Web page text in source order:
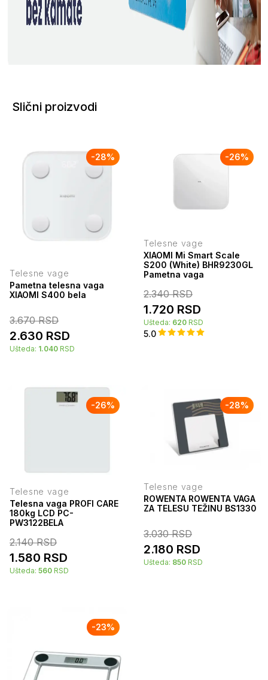
Slični proizvodi
-28%
Telesne vage
Pametna telesna vaga
XIAOMI S400 bela
3.670RSD
2.630 RSD
Ušteda: 1.040 RSD
-26%
Telesne vage
XIAOMI Mi Smart Scale
S200 (White) BHR9230GL
Pametna vaga
5.0
2.340RSD
1.720 RSD
Ušteda: 620 RSD
-26%
Telesne vage
Telesna vaga PROFI CARE
180kg LCD PC-
PW3122BELA
2.140RSD
1.580 RSD
Ušteda: 560 RSD
-28%
Telesne vage
ROWENTA ROWENTA VAGA
ZA TELESU TEŽINU BS1330
3.030RSD
2.180 RSD
Ušteda: 850 RSD
-23%